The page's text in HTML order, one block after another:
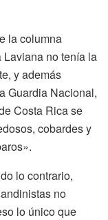
la columna
no tenía la
y además
Guardia Nacional,
Costa Rica se
cobardes y
lo contrario,
no
lo único que